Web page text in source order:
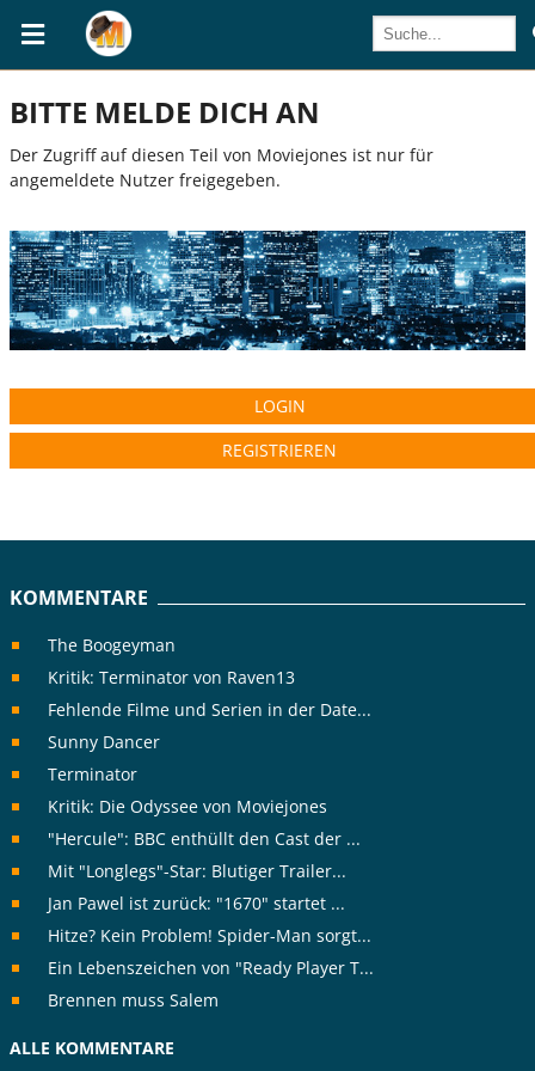
BITTE MELDE DICH AN
Der Zugriff auf diesen Teil von Moviejones ist nur für
angemeldete Nutzer freigegeben.
LOGIN
REGISTRIEREN
KOMMENTARE
The Boogeyman
Kritik: Terminator von Raven13
Fehlende Filme und Serien in der Date...
Sunny Dancer
Terminator
Kritik: Die Odyssee von Moviejones
"Hercule": BBC enthüllt den Cast der ...
Mit "Longlegs"-Star: Blutiger Trailer...
Jan Pawel ist zurück: "1670" startet ...
Hitze? Kein Problem! Spider-Man sorgt...
Ein Lebenszeichen von "Ready Player T...
Brennen muss Salem
ALLE KOMMENTARE